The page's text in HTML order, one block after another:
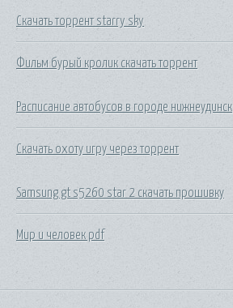
Скачать торрент starry sky
Фильм бурый кролик скачать торрент
Расписание автобусов в городе нижнеудинск
Скачать охоту игру через торрент
Samsung gt s5260 star 2 скачать прошивку
Мир и человек pdf